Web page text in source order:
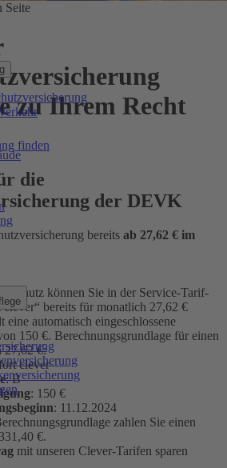
Seite
zu Ihrem Recht
finden
die
der DEVK
bereits ab 27,62 € im
können Sie in der Service-Tarif-
bereits für monatlich 27,62 €
eine automatisch eingeschlossene
150 €. Berechnungsgrundlage für einen
27,62 €:
clever
: B
: 150 €
: 11.12.2024
zahlen Sie einen
€.
mit unseren Clever-Tarifen sparen